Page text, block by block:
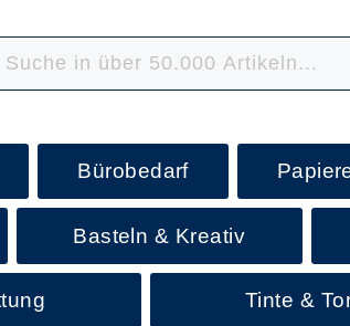
Bürobedarf
Basteln & Kreativ
Tinte &